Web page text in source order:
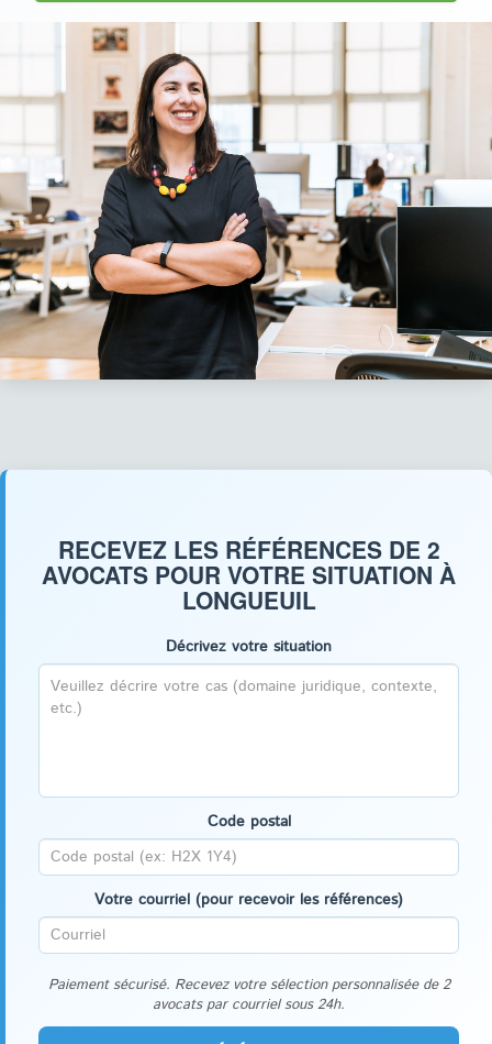
RECEVEZ LES RÉFÉRENCES DE 2
AVOCATS POUR VOTRE SITUATION À
LONGUEUIL
Décrivez votre situation
Code postal
Votre courriel (pour recevoir les références)
Paiement sécurisé. Recevez votre sélection personnalisée de 2
avocats par courriel sous 24h.